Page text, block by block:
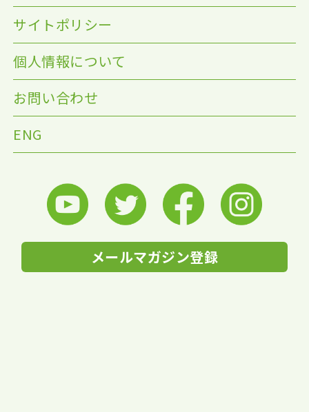
サイトポリシー
個人情報について
お問い合わせ
ENG
メールマガジン登録